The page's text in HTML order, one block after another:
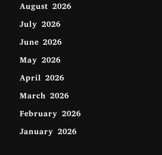
August 2026
July 2026
June 2026
May 2026
April 2026
March 2026
February 2026
January 2026